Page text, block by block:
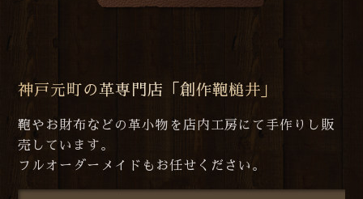
神戸元町の革専門店「創作鞄槌井」
鞄やお財布などの革小物を店内工房にて手作りし販
売しています。
フルオーダーメイドもお任せください。